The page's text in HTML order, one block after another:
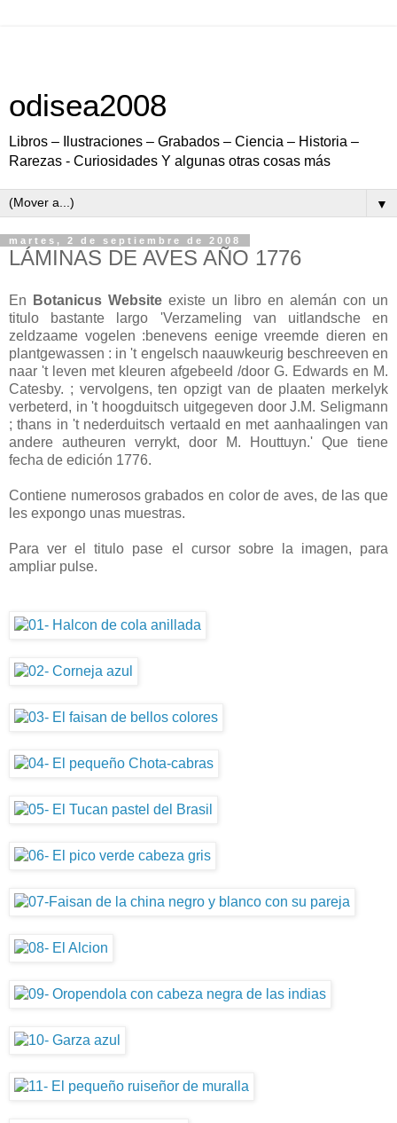
odisea2008
Libros – Ilustraciones – Grabados – Ciencia – Historia –
Rarezas - Curiosidades Y algunas otras cosas más
▼
martes, 2 de septiembre de 2008
LÁMINAS DE AVES AÑO 1776
En Botanicus Website existe un libro en alemán con un
titulo bastante largo 'Verzameling van uitlandsche en
zeldzaame vogelen :benevens eenige vreemde dieren en
plantgewassen : in 't engelsch naauwkeurig beschreeven en
naar 't leven met kleuren afgebeeld /door G. Edwards en M.
Catesby. ; vervolgens, ten opzigt van de plaaten merkelyk
verbeterd, in 't hoogduitsch uitgegeven door J.M. Seligmann
; thans in 't nederduitsch vertaald en met aanhaalingen van
andere autheuren verrykt, door M. Houttuyn.' Que tiene
fecha de edición 1776.
Contiene numerosos grabados en color de aves, de las que
les expongo unas muestras.
Para ver el titulo pase el cursor sobre la imagen, para
ampliar pulse.